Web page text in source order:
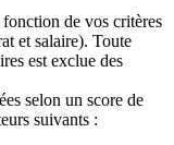
de vos critères
et salaire). Toute
est exclue des
selon un score de
suivants :